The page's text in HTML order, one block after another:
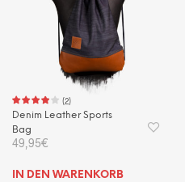
(2)
Denim Leather Sports
Bag
49,95€
IN DEN WARENKORB